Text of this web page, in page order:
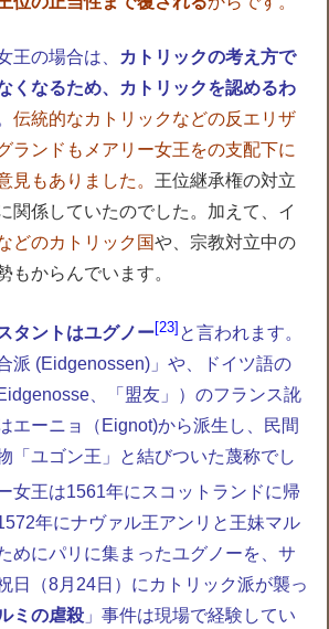
王の場合は、 カトリックの考え方で
くなるため、カトリックを認めるわ
伝統的なカトリックなどの反エリザ
ランドもメアリー女王をの支配下に
見もありました。王位継承権の対立
関係していたのでした。加えて、イ
どのカトリック国や、宗教対立中の
もからんでいます。
タントはユグノー 23 と言われます。
派 (Eidgenossen)」や、ドイツ語の
、「盟友」）のフランス訛
エーニョ（Eignot)から派生し、民間
「ユゴン王」と結びついた蔑称でし
女王は1561年にスコットランドに帰
年にナヴァル王アンリと王妹マル
めにパリに集まったユグノーを、サ
日（8月24日 ）にカトリック派が襲っ
ミの虐殺 」事件は現場で経験してい